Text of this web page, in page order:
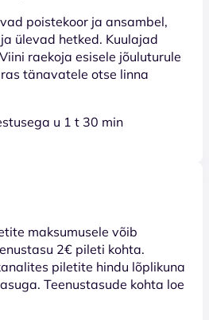
poistekoor ja ansambel,
ülevad hetked. Kuulajad
raekoja esisele jõuluturule
tänavatele otse linna
u 1 t 30 min
maksumusele võib
2€ pileti kohta.
piletite hindu lõplikuna
Teenustasude kohta loe